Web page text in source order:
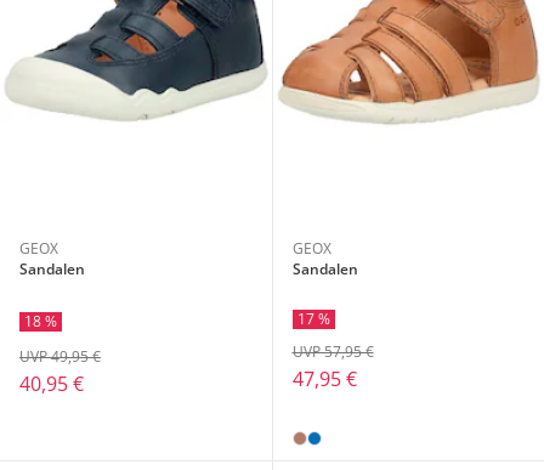
GEOX
Sandalen
18 %
40,95 €
UVP 49,95 €
GEOX
Sandalen
17 %
47,95 €
UVP 57,95 €